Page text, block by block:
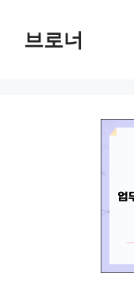
브로너